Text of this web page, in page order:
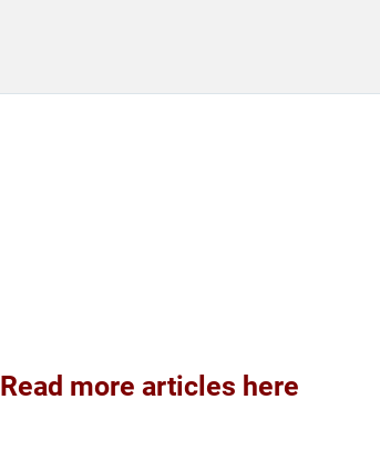
Read more articles here